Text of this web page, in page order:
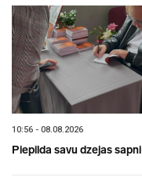
10:56 - 08.08.2026
Piepilda savu dzejas sapni